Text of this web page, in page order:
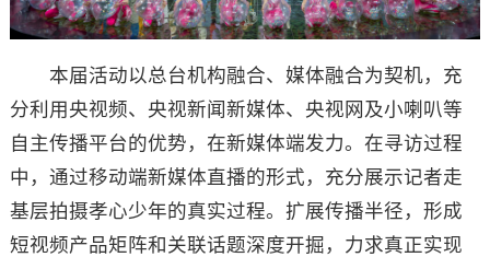
本届活动以总台机构融合、媒体融合为契机，充
分利用央视频、央视新闻新媒体、央视网及小喇叭等
自主传播平台的优势，在新媒体端发力。在寻访过程
中，通过移动端新媒体直播的形式，充分展示记者走
基层拍摄孝心少年的真实过程。扩展传播半径，形成
短视频产品矩阵和关联话题深度开掘，力求真正实现